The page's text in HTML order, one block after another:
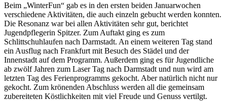
Beim „WinterFun“ gab es in den ersten beiden Januarwochen
verschiedene Aktivitäten, die auch einzeln gebucht werden konnten.
Die Resonanz war bei allen Aktivitäten sehr gut, berichtet
Jugendpflegerin Spitzer. Zum Auftakt ging es zum
Schlittschuhlaufen nach Darmstadt. An einem weiteren Tag stand
ein Ausflug nach Frankfurt mit Besuch des Städel und der
Innenstadt auf dem Programm. Außerdem ging es für Jugendliche
ab zwölf Jahren zum Laser Tag nach Darmstadt und nun wird am
letzten Tag des Ferienprogramms gekocht. Aber natürlich nicht nur
gekocht. Zum krönenden Abschluss werden all die gemeinsam
zubereiteten Köstlichkeiten mit viel Freude und Genuss vertilgt.